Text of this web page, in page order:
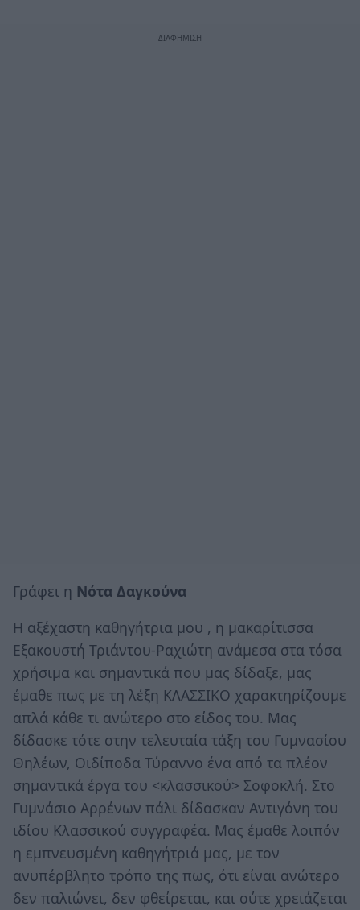
Γράφει η Νότα Δαγκούνα
Η αξέχαστη καθηγήτρια μου , η μακαρίτισσα
Εξακουστή Τριάντου-Ραχιώτη ανάμεσα στα τόσα
χρήσιμα και σημαντικά που μας δίδαξε, μας
έμαθε πως με τη λέξη ΚΛΑΣΣΙΚΟ χαρακτηρίζουμε
απλά κάθε τι ανώτερο στο είδος του. Μας
δίδασκε τότε στην τελευταία τάξη του Γυμνασίου
Θηλέων, Οιδίποδα Τύραννο ένα από τα πλέον
σημαντικά έργα του <κλασσικού> Σοφοκλή. Στο
Γυμνάσιο Αρρένων πάλι δίδασκαν Αντιγόνη του
ιδίου Κλασσικού συγγραφέα. Μας έμαθε λοιπόν
η εμπνευσμένη καθηγήτριά μας, με τον
ανυπέρβλητο τρόπο της πως, ότι είναι ανώτερο
δεν παλιώνει, δεν φθείρεται, και ούτε χρειάζεται